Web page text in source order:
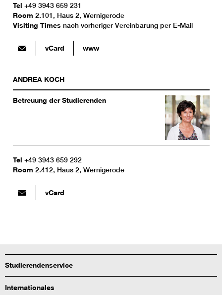
Tel +49 3943 659 231
Room 2.101, Haus 2, Wernigerode
Visiting Times nach vorheriger Vereinbarung per E-Mail
vCard www
ANDREA KOCH
Betreuung der Studierenden
Tel +49 3943 659 292
Room 2.412, Haus 2, Wernigerode
vCard
Studierendenservice
Internationales